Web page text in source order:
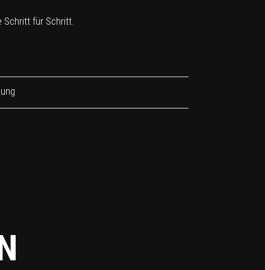
Schritt für Schritt.